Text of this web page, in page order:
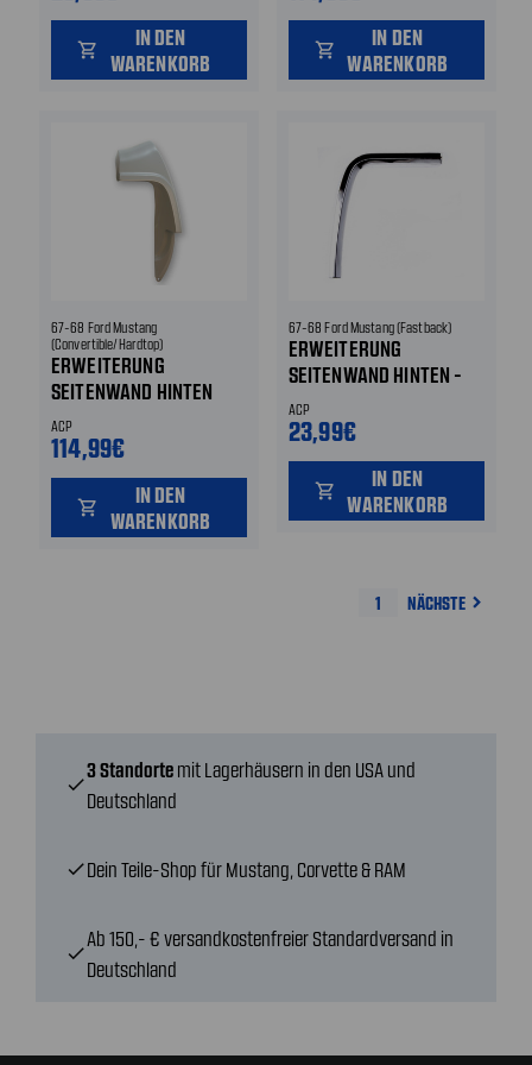
shopping_cart
IN DEN
WARENKORB
shopping_cart
IN DEN
WARENKORB
67-68 Ford Mustang
(Convertible/Hardtop)
ERWEITERUNG
SEITENWAND HINTEN
HINTEN RECHTS
ACP
114,99€
shopping_cart
IN DEN
WARENKORB
67-68 Ford Mustang (Fastback)
ERWEITERUNG
SEITENWAND HINTEN -
CHROM LEISTE HINTEN
LINKS
ACP
23,99€
shopping_cart
IN DEN
WARENKORB
1 NÄCHSTE navigate_next
check
3 Standorte mit Lagerhäusern in den USA und
Deutschland
checkDein Teile-Shop für Mustang, Corvette & RAM
check
Ab 150,- € versandkostenfreier Standardversand in
Deutschland